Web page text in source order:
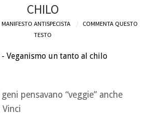
CHILO
MANIFESTO ANTISPECISTA
COMMENTA QUESTO
TESTO
pensavano “veggie” anche